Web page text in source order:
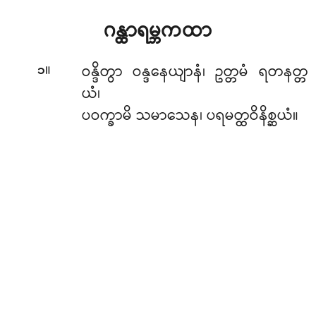
ဂန္ထာရမ္ဘကထာ
၁။ ဝန္ဒိတွာဝန္ဒနေယျာနံ၊ ဥတ္တမံ ရတနတ္တ
ယံ၊
ပဝက္ခာမိ သမာသေန၊ ပရမတ္ထဝိနိစ္ဆယံ။